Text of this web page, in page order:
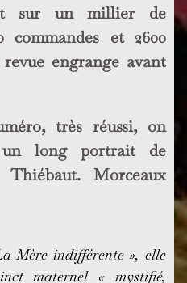
sur un millier de
commandes et 2600
engrange avant
très réussi, on
un long portrait de
Morceaux
Mère indifférente », elle
maternel « mystifié,